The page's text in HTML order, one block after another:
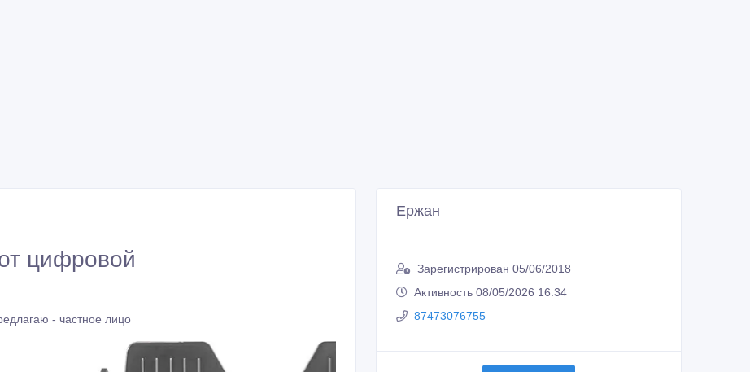
цифровой
- частное лицо
Ержан
Зарегистрирован 05/06/2018
Активность 08/05/2026 16:34
87473076755